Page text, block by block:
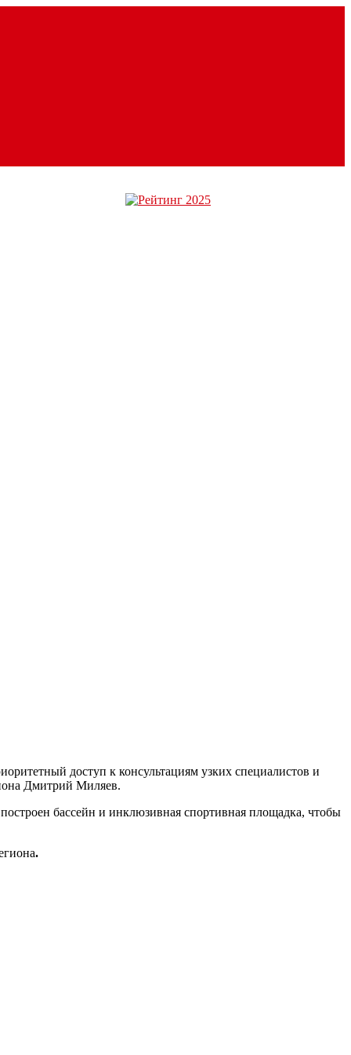
доступ к консультациям узких специалистов и
Дмитрий Миляев.
бассейн и инклюзивная спортивная площадка, чтобы
.